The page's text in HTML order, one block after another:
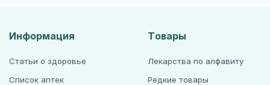
Информация
Статьи о здоровье
Список аптек
Товары
Лекарства по алфавиту
Редкие товары